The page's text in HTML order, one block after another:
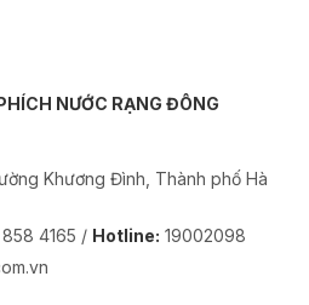
NƯỚC RẠNG ĐÔNG
Khương Đình, Thành phố Hà
4165 / Hotline: 19002098